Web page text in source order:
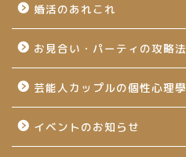
婚活のあれこれ
お見合い・パーティの攻略法
芸能人カップルの個性心理學
イベントのお知らせ